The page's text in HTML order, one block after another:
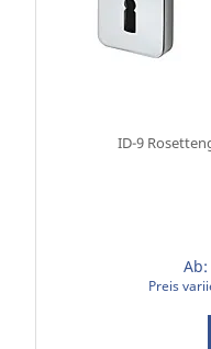
ID-9
Ab:
Preis